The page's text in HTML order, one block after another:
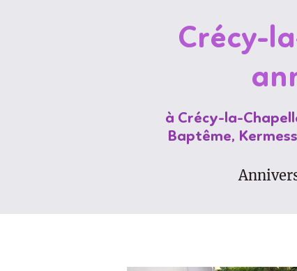
Crécy-
à Crécy-la-
Baptême,